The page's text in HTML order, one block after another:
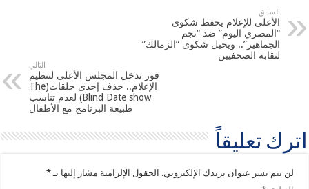
السابق
الأعلى للإعلام يحفظ شكوى
“المصري اليوم” ضد “نجم
الجماهير”.. ويحيل شكوى “الزمالك”
لنقابة الصحفيين
التالي
فور تدخل المجلس الأعلى لتنظيم
الإعلام.. حذف إحدى حلقات(The
Blind Date show) لعدم تناسب
طبيعة البرنامج مع الأطفال
اترك تعليقاً
لن يتم نشر عنوان بريدك الإلكتروني. الحقول الإلزامية مشار إليها بـ*